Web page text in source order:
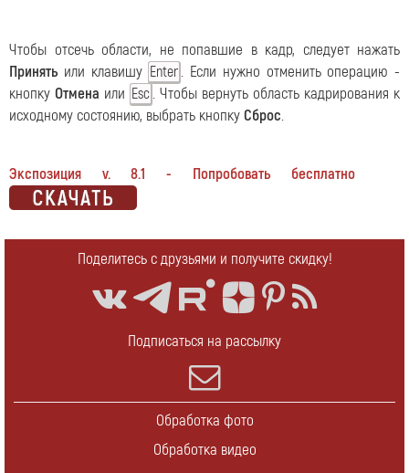
Чтобы отсечь области, не попавшие в кадр, следует нажать
Принять или клавишу Enter . Если нужно отменить операцию -
кнопку Отмена или Esc . Чтобы вернуть область кадрирования к
исходному состоянию, выбрать кнопкуСброс.
Экспозиция v. 8.1 - Попробовать бесплатно
Поделитесь с друзьями и получите скидку!
Подписаться на рассылку
Обработка фото
Обработка видео